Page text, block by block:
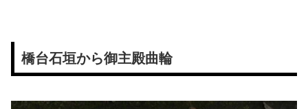
橋台石垣から御主殿曲輪